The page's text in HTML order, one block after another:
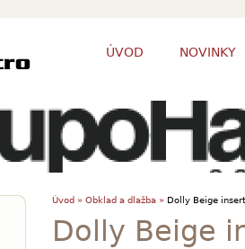
ÚVOD NOVINKY
Úvod » Obklad a dlažba »Dolly Beige
Dolly Beige